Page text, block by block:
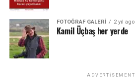
FOTOĞRAF GALERI 2 yıl ago
Kamil Üçbaş her yerde
ADVERTISEMENT